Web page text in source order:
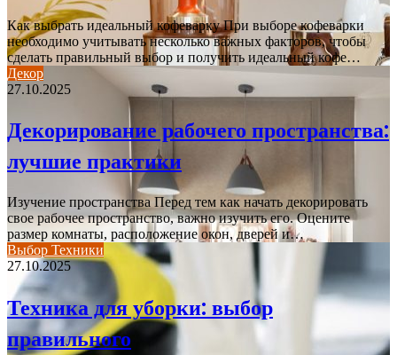
Как выбрать идеальный кофеварку При выборе кофеварки
необходимо учитывать несколько важных факторов, чтобы
сделать правильный выбор и получить идеальный кофе…
Декор
27.10.2025
Декорирование рабочего пространства:
лучшие практики
Изучение пространства Перед тем как начать декорировать
свое рабочее пространство, важно изучить его. Оцените
размер комнаты, расположение окон, дверей и…
Выбор Техники
27.10.2025
Техника для уборки: выбор
правильного